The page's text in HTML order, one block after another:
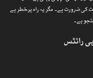
ضرورت ہے۔ مگر یہ راہ پرخطر ہے
ہے۔
رائٹس